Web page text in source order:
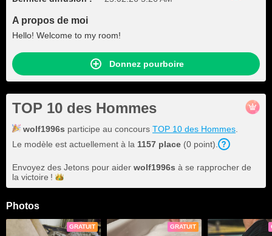
A propos de moi
Hello! Welcome to my room!
Donnez pourboire
TOP 10 des Hommes
wolf1996s participe au concours TOP 10 des Hommes
Le modèle est actuellement à la 1157 place (0 point).
Envoyez des Jetons pour aider wolf1996s à se rapprocher de
la victoire !
Photos
GRATUIT GRATUIT